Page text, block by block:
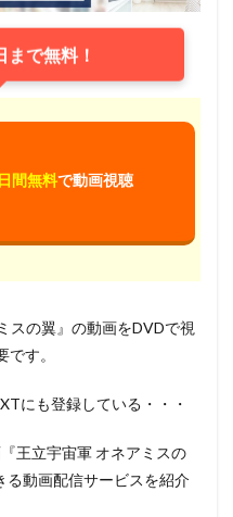
で無料！
間無料で動画視聴
スの翼』の動画をDVDで視
す。
にも登録している・・・
王立宇宙軍 オネアミスの
る動画配信サービスを紹介